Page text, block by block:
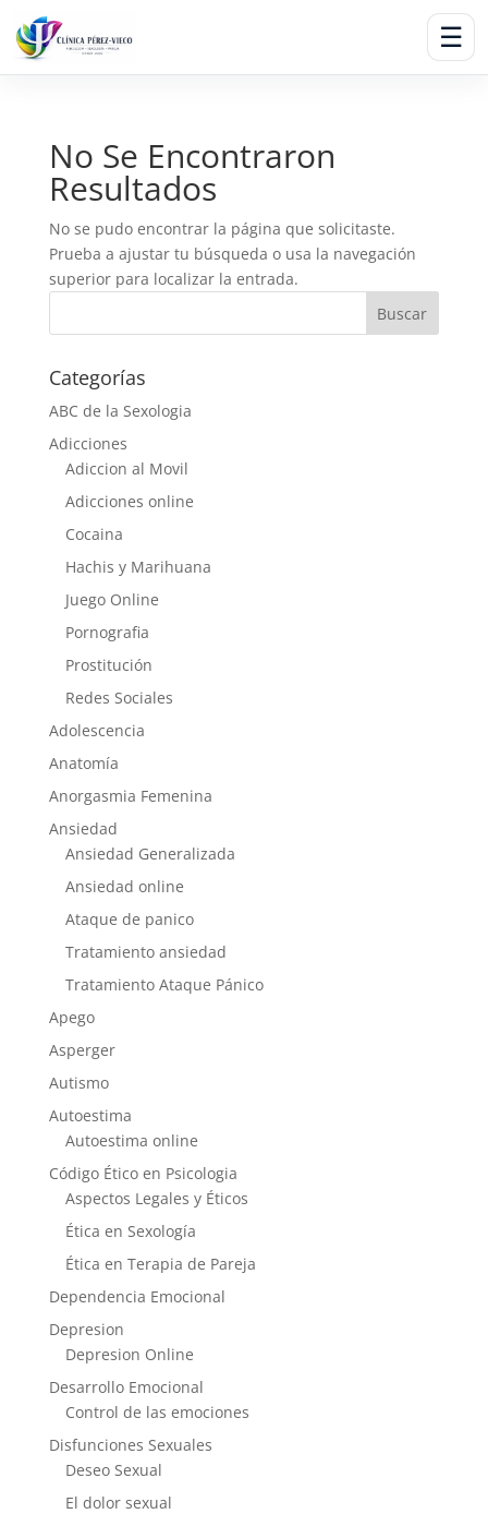
☰
No Se Encontraron
Resultados
No se pudo encontrar la página que solicitaste.
Prueba a ajustar tu búsqueda o usa la navegación
superior para localizar la entrada.
Categorías
ABC de la Sexologia
Adicciones
Adiccion al Movil
Adicciones online
Cocaina
Hachis y Marihuana
Juego Online
Pornografia
Prostitución
Redes Sociales
Adolescencia
Anatomía
Anorgasmia Femenina
Ansiedad
Ansiedad Generalizada
Ansiedad online
Ataque de panico
Tratamiento ansiedad
Tratamiento Ataque Pánico
Apego
Asperger
Autismo
Autoestima
Autoestima online
Código Ético en Psicologia
Aspectos Legales y Éticos
Ética en Sexología
Ética en Terapia de Pareja
Dependencia Emocional
Depresion
Depresion Online
Desarrollo Emocional
Control de las emociones
Disfunciones Sexuales
Deseo Sexual
El dolor sexual